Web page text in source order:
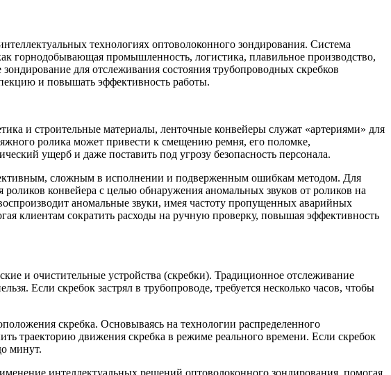
технологиях оптоволоконного зондирования. Система
горнодобывающая промышленность, логистика, плавильное производство,
для отслеживания состояния трубопроводных скребков
и повышать эффективность работы.
и строительные материалы, ленточные конвейеры служат «артериями» для
ролика может привести к смещению ремня, его поломке,
ущерб и даже поставить под угрозу безопасность персонала.
сложным в исполнении и подверженным ошибкам методом. Для
конвейера с целью обнаружения аномальных звуков от роликов на
аномальные звуки, имея частоту пропущенных аварийных
клиентам сократить расходы на ручную проверку, повышая эффективность
и очистительные устройства (скребки). Традиционное отслеживание
Если скребок застрял в трубопроводе, требуется несколько часов, чтобы
скребка. Основываясь на технологии распределенного
траекторию движения скребка в режиме реального времени. Если скребок
минут.
интеллектуальных решений оптоволоконного зондирования, помогая